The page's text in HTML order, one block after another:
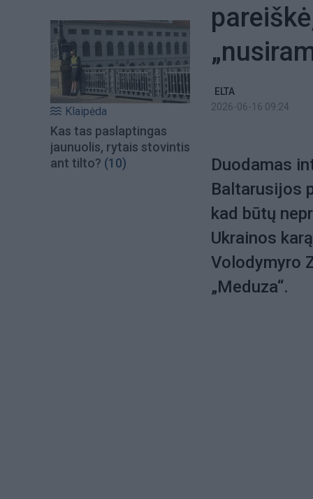
Klaipėda
Kas tas paslaptingas
jaunuolis, rytais stovintis
ant tilto? (10)
ELTA
2026-06-16 09:24
Duodamas
Baltarusijos
kad būtų
Ukrainos
Volodymyro
„Meduza“.